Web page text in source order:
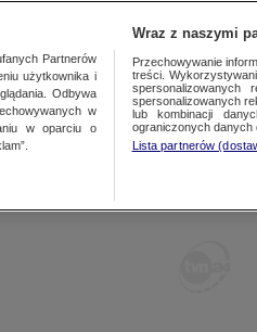
FAKTY PO FAKTACH FAKTY
Partnerów
użytkownika i
Odbywa
w
w oparciu o
Wraz z naszymi
Przechowywanie
treści.
spersonalizowanych
lub kombinacji
ograniczonych danych
Lista partnerów